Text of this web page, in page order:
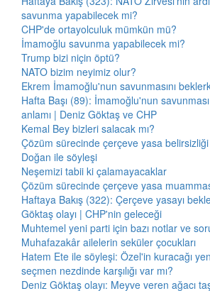
savunma yapabilecek mi?
CHP'de ortayolculuk mümkün mü?
İmamoğlu savunma yapabilecek mi?
Trump bizi niçin öptü?
NATO bizim neyimiz olur?
Ekrem İmamoğlu'nun savunmasını
Hafta Başı (89): İmamoğlu'nun
anlamı | Deniz Göktaş ve CHP
Kemal Bey bizleri salacak mı?
Çözüm sürecinde çerçeve yasa
Doğan ile söyleşi
Neşemizi tabii ki çalamayacaklar
Çözüm sürecinde çerçeve yasa
Haftaya Bakış (322): Çerçeve yasayı
Göktaş olayı | CHP'nin geleceği
Muhtemel yeni parti için bazı notlar ve
Muhafazakâr ailelerin seküler çocukları
Hatem Ete ile söyleşi: Özel'in kuracağı
seçmen nezdinde karşılığı var mı?
Deniz Göktaş olayı: Meyve veren ağacı